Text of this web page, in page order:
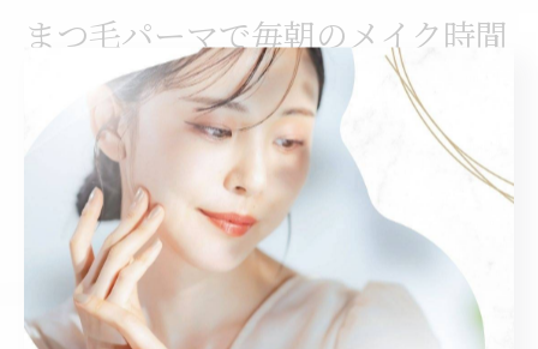
まつ毛パーマで毎朝のメイク時間
短縮を目指す
まつ毛パーマで朝の時短メイクを実現する方法
まつ毛パーマは、毎朝のメイク時間を短縮したい方にと
って非常に効果的な美容施術です。ビューラーやマスカ
ラにかける時間を減らすことができ、忙しい朝でもナチ
ュラルで粋な目元が完成します。特に、根本からしっか